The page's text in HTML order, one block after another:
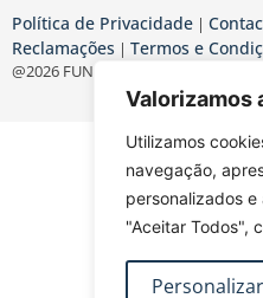
Valorizamos
Utilizamos
navegação,
personalizados
"Aceitar Todos",
Personalizar
Política de Privacidade |
Reclamações | Termos e
@2026 FUNDEC